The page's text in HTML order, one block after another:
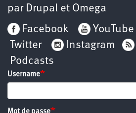
par Drupal et Omega
Facebook
YouTube
Twitter
Instagram
Podcasts
Username